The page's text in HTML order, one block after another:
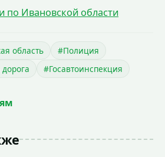
по Ивановской области
область
#Полиция
#Госавтоинспекция